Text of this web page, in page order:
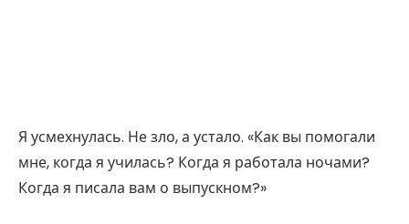
Я усмехнулась. Не зло, а устало. «Как вы помогали
мне, когда я училась? Когда я работала ночами?
Когда я писала вам о выпускном?»